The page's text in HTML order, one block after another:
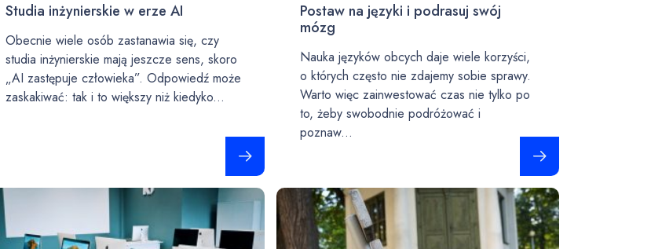
Studia inżynierskie w erze AI
Obecnie wiele osób zastanawia się, czy
studia inżynierskie mają jeszcze sens, skoro
„AI zastępuje człowieka”. Odpowiedź może
zaskakiwać: tak i to większy niż kiedyko...
Postaw na języki i podrasuj swój
mózg
Nauka języków obcych daje wiele korzyści,
o których często nie zdajemy sobie sprawy.
Warto więc zainwestować czas nie tylko po
to, żeby swobodnie podróżować i
poznaw...